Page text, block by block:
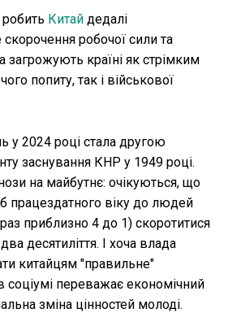
Китай дедалі
робочої сили та
загрожують країні як стрімким
попиту, так і військової
у 2024 році стала другою
заснування КНР у 1949 році.
на майбутнє: очікуються, що
працездатного віку до людей
приблизно 4 до 1) скоротитися
десятиліття. І хоча влада
китайцям "правильне"
соціумі переважає економічний
зміна цінностей молоді.